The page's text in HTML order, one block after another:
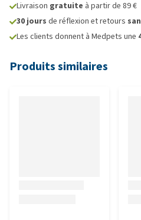
Livraison gratuite à partir de 89 €
30 jours de réflexion et retours
Les clients donnent à Medpets une
Produits similaires